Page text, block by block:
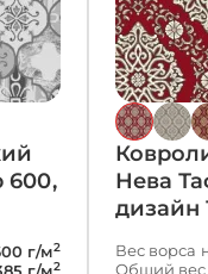
600,
г/м2
2
Нева
дизайн
Вес ворса
Общий вес